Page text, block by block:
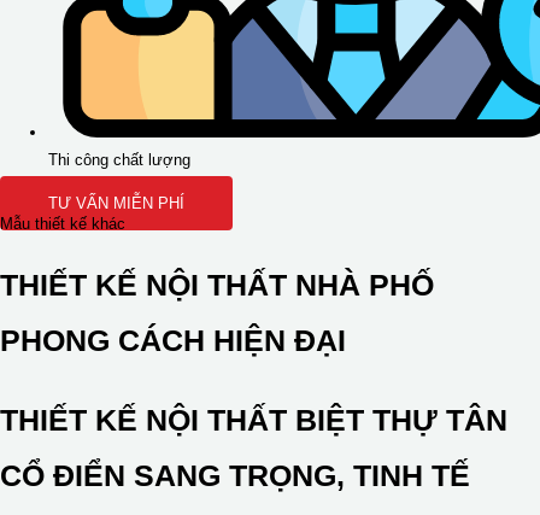
Thi công chất lượng
TƯ VẤN MIỄN PHÍ
Mẫu thiết kế khác
THIẾT KẾ NỘI THẤT NHÀ PHỐ
PHONG CÁCH HIỆN ĐẠI
THIẾT KẾ NỘI THẤT BIỆT THỰ TÂN
CỔ ĐIỂN SANG TRỌNG, TINH TẾ